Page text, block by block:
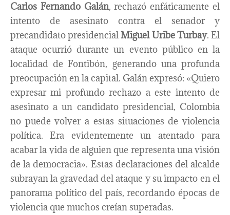
Carlos Fernando Galán, rechazó enfáticamente el
intento de asesinato contra el senador y
precandidato presidencialMiguel Uribe Turbay. El
ataque ocurrió durante un evento público en la
localidad de Fontibón, generando una profunda
preocupación en la capital. Galán expresó: «Quiero
expresar mi profundo rechazo a este intento de
asesinato a un candidato presidencial, Colombia
no puede volver a estas situaciones de violencia
política. Era evidentemente un atentado para
acabar la vida de alguien que representa una visión
de la democracia». Estas declaraciones del alcalde
subrayan la gravedad del ataque y su impacto en el
panorama político del país, recordando épocas de
violencia que muchos creían superadas.